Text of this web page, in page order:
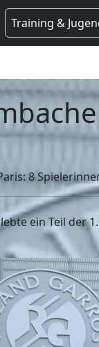
Training &
8
ein Teil der